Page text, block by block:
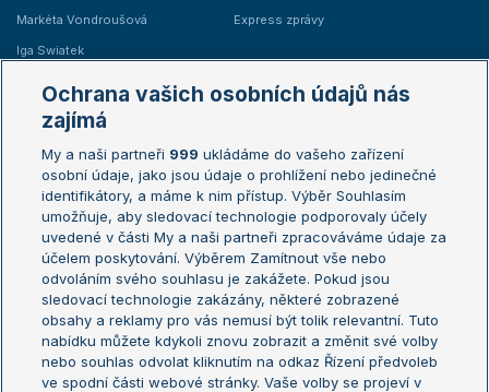
Markéta Vondroušová
Iga Swiatek
Express zprávy
Žebříčky
Žebříček ATP (muži)
Žebříček WTA (ženy)
Sázkařský žebříček
Australian Open
French Open
Wimbledon
US Open
Turnaj mistrů
Turnaj mistryň
Aktualní trendy
Fotbalové přestupy
Ochrana vašich osobních údajů nás
zajímá
My a naši partneři 999 ukládáme do vašeho zařízení
osobní údaje, jako jsou údaje o prohlížení nebo jedinečné
identifikátory, a máme k nim přístup. Výběr Souhlasím
umožňuje, aby sledovací technologie podporovaly účely
uvedené v části My a naši partneři zpracováváme údaje za
účelem poskytování. Výběrem Zamítnout vše nebo
odvoláním svého souhlasu je zakážete. Pokud jsou
sledovací technologie zakázány, některé zobrazené
obsahy a reklamy pro vás nemusí být tolik relevantní. Tuto
nabídku můžete kdykoli znovu zobrazit a změnit své volby
nebo souhlas odvolat kliknutím na odkaz Řízení předvoleb
ve spodní části webové stránky. Vaše volby se projeví v